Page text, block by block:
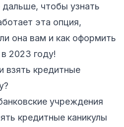
чтобы узнать
эта опция,
она вам и как оформить
2023 году!
взять кредитные
учреждения
кредитные каникулы